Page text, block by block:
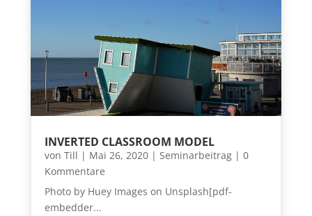
INVERTED CLASSROOM MODEL
von Till | Mai 26, 2020| Seminarbeitrag| 0
Kommentare
Photo by Huey Images on Unsplash[pdf-
embedder...